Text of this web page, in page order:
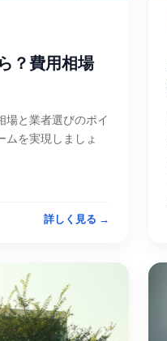
？費用相場
場と業者選びのポイ
ムを実現しましょ
詳しく見る →